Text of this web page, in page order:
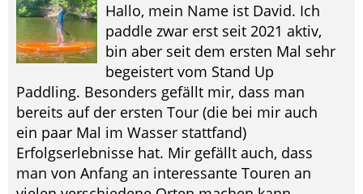
Hallo, mein Name ist David. Ich
paddle zwar erst seit 2021 aktiv,
bin aber seit dem ersten Mal
sehr begeistert vom Stand Up
Paddling. Besonders gefällt mir, dass man
bereits auf der ersten Tour (die bei mir auch
ein paar Mal im Wasser stattfand)
Erfolgserlebnisse hat. Mir gefällt auch, dass
man von Anfang an interessante Touren an